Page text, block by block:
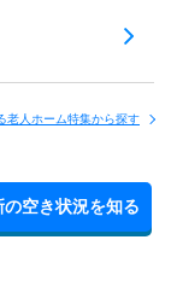
老人ホーム特集から探す
の空き状況を知る